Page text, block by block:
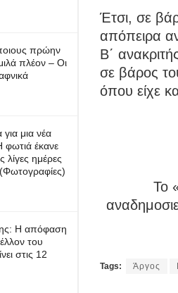
πρώην
πλέον – Οι
μια νέα
έκανε
λίγες ημέρες
Η απόφαση
του
στις 12
Έτσι, σε
απόπειρα
Β΄
σε βάρος
όπου είχε
To
Tags: Άργος